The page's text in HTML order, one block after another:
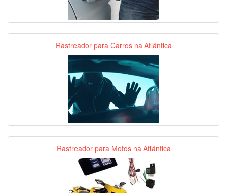
Rastreador para Carros na Atlântica
Rastreador para Motos na Atlântica